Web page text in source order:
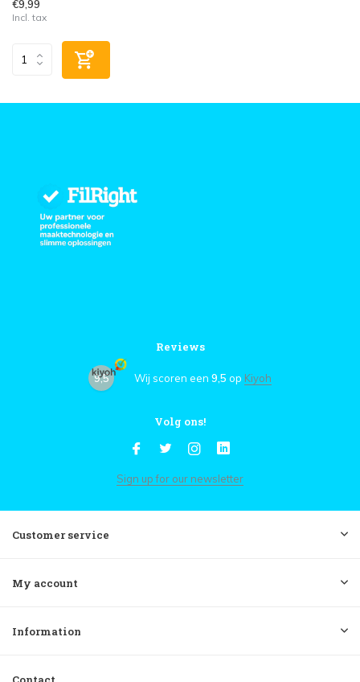
€9,99
Incl. tax
Reviews
9,5 Wij scoren een 9,5 op Kiyoh
Volg ons!
Sign up for our newsletter
Customer service
My account
Information